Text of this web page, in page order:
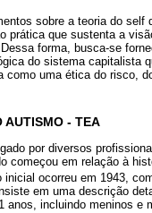
sobre a teoria do self
que sustenta a
forma, busca-se
do sistema capitalista
uma ética do risco,
AUTISMO - TEA
por diversos
começou em relação à
inicial ocorreu em 1943,
em uma descrição
incluindo meninos e